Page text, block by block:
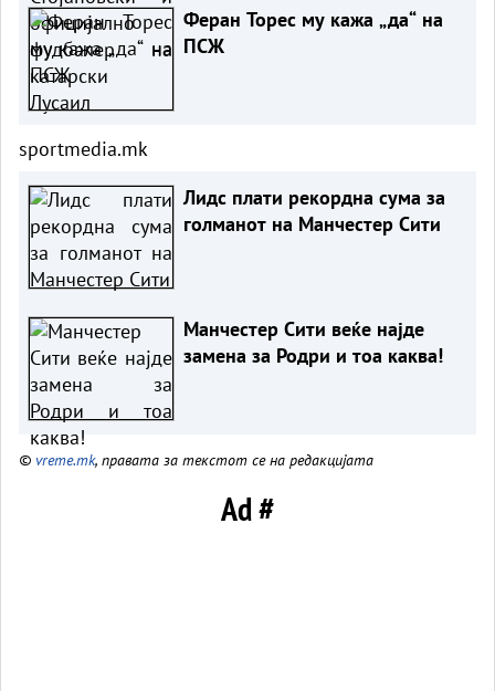
Феран Торес му кажа „да“ на
ПСЖ
sportmedia.mk
Лидс плати рекордна сума за
голманот на Манчестер Сити
Манчестер Сити веќе најде
замена за Родри и тоа каква!
© vreme.mk, правата за текстот се на редакцијата
Ad #